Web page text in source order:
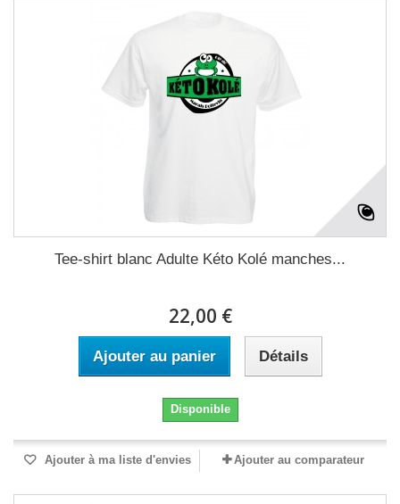
Tee-shirt blanc Adulte Kéto Kolé manches...
22,00 €
Ajouter au panier Détails
Disponible
Ajouter à ma liste d'envies Ajouter au comparateur